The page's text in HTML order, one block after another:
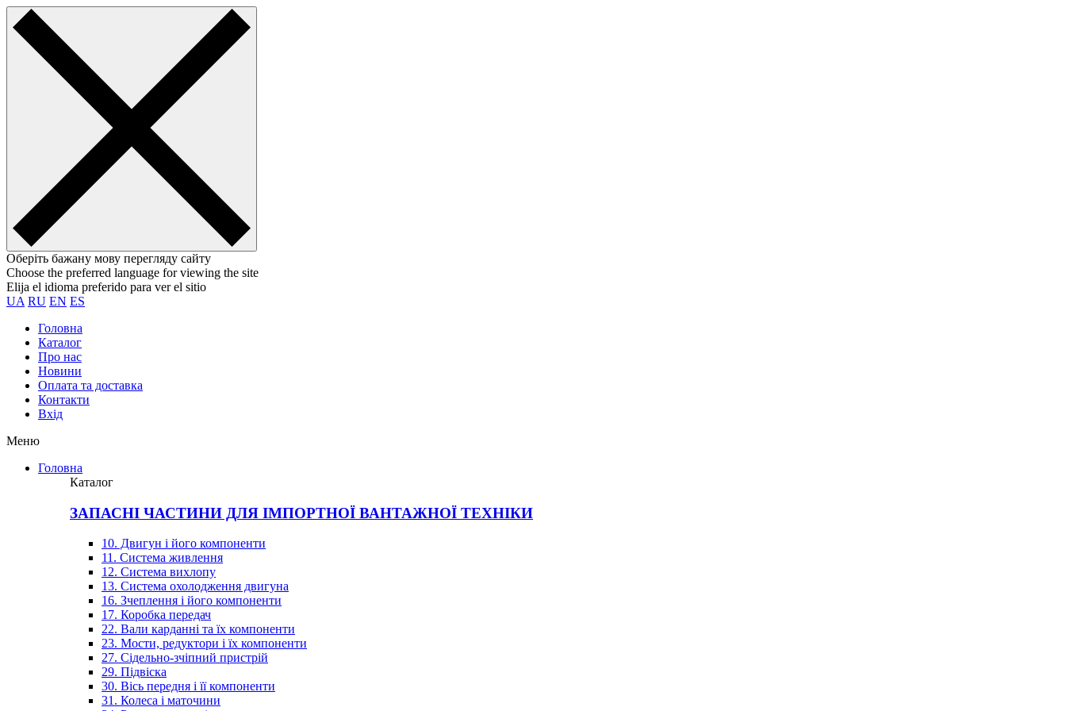
Оберіть бажану мову перегляду сайту
Choose the preferred language for viewing the site
Elija el idioma preferido para ver el sitio
UA RU EN ES
Головна
Каталог
Про нас
Новини
Оплата та доставка
Контакти
Вхiд
Меню
Головна
Каталог
ЗАПАСНІ ЧАСТИНИ ДЛЯ ІМПОРТНОЇ ВАНТАЖНОЇ ТЕХНІКИ
10. Двигун і його компоненти
11. Система живлення
12. Система вихлопу
13. Система охолодження двигуна
16. Зчеплення і його компоненти
17. Коробка передач
22. Вали карданні та їх компоненти
23. Мости, редуктори і їх компоненти
27. Сідельно-зчіпний пристрій
29. Підвіска
30. Вісь передня і її компоненти
31. Колеса і маточини